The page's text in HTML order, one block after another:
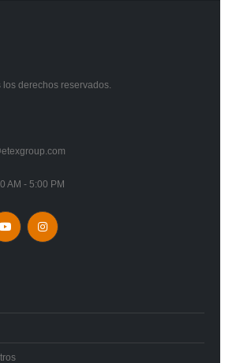
derechos reservados.
AM - 5:00 PM